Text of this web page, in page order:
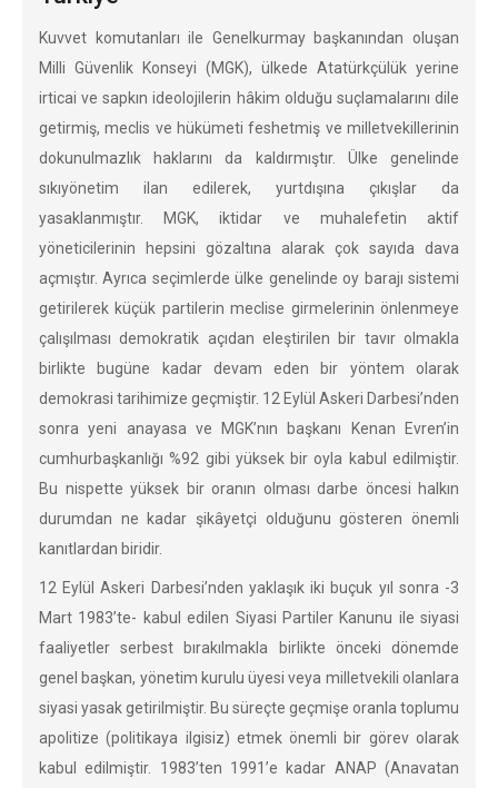
Kuvvet komutanları ile Genelkurmay başkanından oluşan
Milli Güvenlik Konseyi (MGK), ülkede Atatürkçülük yerine
irticai ve sapkın ideolojilerin hâkim olduğu suçlamalarını dile
getirmiş, meclis ve hükümeti feshetmiş ve milletvekillerinin
dokunulmazlık haklarını da kaldırmıştır. Ülke genelinde
sıkıyönetim ilan edilerek, yurtdışına çıkışlar da
yasaklanmıştır. MGK, iktidar ve muhalefetin aktif
yöneticilerinin hepsini gözaltına alarak çok sayıda dava
açmıştır. Ayrıca seçimlerde ülke genelinde oy barajı sistemi
getirilerek küçük partilerin meclise girmelerinin önlenmeye
çalışılması demokratik açıdan eleştirilen bir tavır olmakla
birlikte bugüne kadar devam eden bir yöntem olarak
demokrasi tarihimize geçmiştir. 12 Eylül Askeri Darbesi’nden
sonra yeni anayasa ve MGK’nın başkanı Kenan Evren’in
cumhurbaşkanlığı %92 gibi yüksek bir oyla kabul edilmiştir.
Bu nispette yüksek bir oranın olması darbe öncesi halkın
durumdan ne kadar şikâyetçi olduğunu gösteren önemli
kanıtlardan biridir.
12 Eylül Askeri Darbesi’nden yaklaşık iki buçuk yıl sonra -3
Mart 1983’te- kabul edilen Siyasi Partiler Kanunu ile siyasi
faaliyetler serbest bırakılmakla birlikte önceki dönemde
genel başkan, yönetim kurulu üyesi veya milletvekili olanlara
siyasi yasak getirilmiştir. Bu süreçte geçmişe oranla toplumu
apolitize (politikaya ilgisiz) etmek önemli bir görev olarak
kabul edilmiştir. 1983’ten 1991’e kadar ANAP (Anavatan